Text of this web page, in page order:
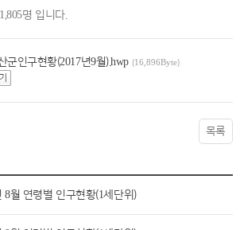
명 입니다.
군인구현황(2017년9월).hwp (16,896Byte)
목록
8월 연령별 인구현황(1세단위)